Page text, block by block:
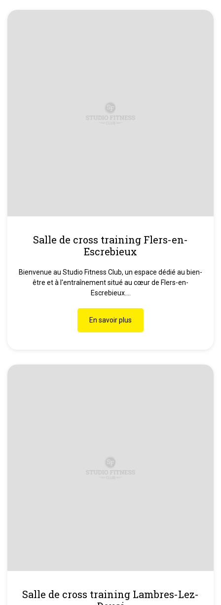
Salle de cross training Flers-en-
Escrebieux
Bienvenue au Studio Fitness Club, un espace dédié au bien-
être et à l'entraînement situé au cœur de Flers-en-
Escrebieux....
En savoir plus
Salle de cross training Lambres-Lez-